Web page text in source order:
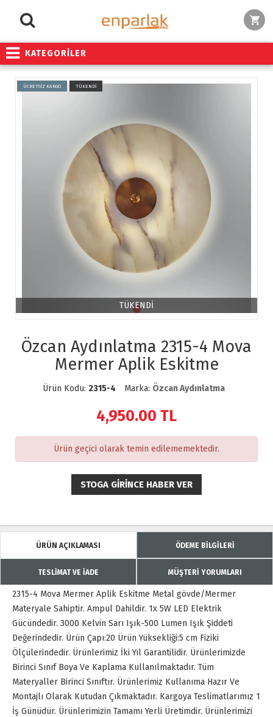
KATEGORİLER
ÜCRETSİZ KARGO TÜKENDİ
TÜKENDİ
Özcan Aydınlatma 2315-4 Mova
Mermer Aplik Eskitme
Ürün Kodu: 2315-4 Marka: Özcan Aydınlatma
4,950.00 TL
Ürün geçici olarak temin edilememektedir.
STOGA GIRINCE HABER VER
ÜRÜN AÇIKLAMASI ÖDEME BİLGİLERİ
TESLİMAT VE İADE MÜŞTERİ YORUMLARI
2315-4 Mova Mermer Aplik Eskitme Metal gövde/Mermer
Materyale Sahiptir. Ampul Dahildir. 1x 5W LED Elektrik
Gücündedir. 3000 Kelvin Sarı Işık-500 Lumen Işık Şiddeti
Değerindedir. Ürün Çapı:20 Ürün Yüksekliği:5 cm Fiziki
Ölçülerindedir. Ürünlerimiz İki Yıl Garantilidir. Ürünlerimizde
Birinci Sınıf Boya Ve Kaplama Kullanılmaktadır. Tüm
Materyaller Birinci Sınıftır. Ürünlerimiz Kullanıma Hazır Ve
Montajlı Olarak Kutudan Çıkmaktadır. Kargoya Teslimatlarımız 1
İş Günüdür. Ürünlerimizin Tamamı Yerli Üretimdir. Ürünlerimizi